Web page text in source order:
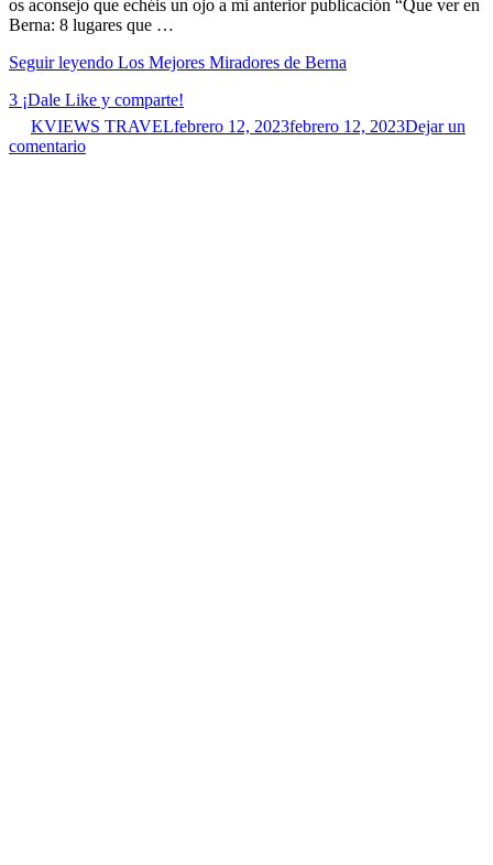
os aconsejo que echéis un ojo a mi anterior publicación “Que ver en
Berna: 8 lugares que …
Seguir leyendo Los Mejores Miradores de Berna
3 ¡Dale Like y comparte!
KVIEWS TRAVELfebrero 12, 2023febrero 12, 2023Dejar un
comentario